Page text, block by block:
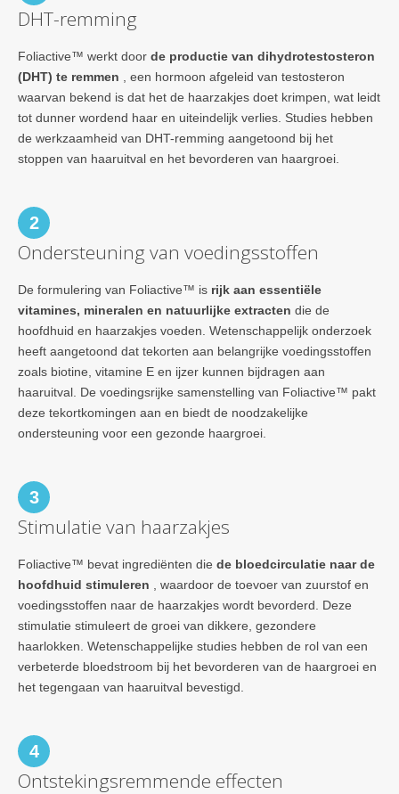
DHT-remming
Foliactive™ werkt door de productie van dihydrotestosteron
(DHT) te remmen , een hormoon afgeleid van testosteron
waarvan bekend is dat het de haarzakjes doet krimpen, wat leidt
tot dunner wordend haar en uiteindelijk verlies. Studies hebben
de werkzaamheid van DHT-remming aangetoond bij het
stoppen van haaruitval en het bevorderen van haargroei.
2
Ondersteuning van voedingsstoffen
De formulering van Foliactive™ is rijk aan essentiële
vitamines, mineralen en natuurlijke extracten die de
hoofdhuid en haarzakjes voeden. Wetenschappelijk onderzoek
heeft aangetoond dat tekorten aan belangrijke voedingsstoffen
zoals biotine, vitamine E en ijzer kunnen bijdragen aan
haaruitval. De voedingsrijke samenstelling van Foliactive™ pakt
deze tekortkomingen aan en biedt de noodzakelijke
ondersteuning voor een gezonde haargroei.
3
Stimulatie van haarzakjes
Foliactive™ bevat ingrediënten die de bloedcirculatie naar de
hoofdhuid stimuleren , waardoor de toevoer van zuurstof en
voedingsstoffen naar de haarzakjes wordt bevorderd. Deze
stimulatie stimuleert de groei van dikkere, gezondere
haarlokken. Wetenschappelijke studies hebben de rol van een
verbeterde bloedstroom bij het bevorderen van de haargroei en
het tegengaan van haaruitval bevestigd.
4
Ontstekingsremmende effecten